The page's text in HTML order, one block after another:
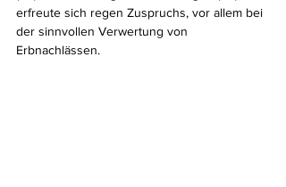
erfreute sich regen Zuspruchs, vor allem bei
der sinnvollen Verwertung von
Erbnachlässen.